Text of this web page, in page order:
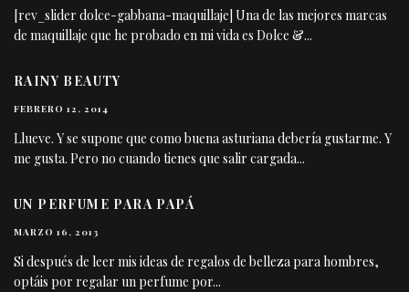
[rev_slider dolce-gabbana-maquillaje] Una de las mejores marcas
de maquillaje que he probado en mi vida es Dolce &...
RAINY BEAUTY
FEBRERO 12, 2014
Llueve. Y se supone que como buena asturiana debería gustarme. Y
me gusta. Pero no cuando tienes que salir cargada...
UN PERFUME PARA PAPÁ
MARZO 16, 2013
Si después de leer mis ideas de regalos de belleza para hombres,
optáis por regalar un perfume por...